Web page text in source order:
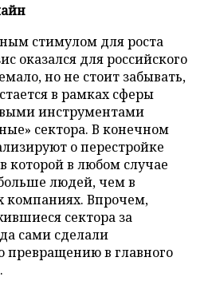
стимулом для роста
оказался для российского
но не стоит забывать,
в рамках сферы
инструментами
сектора. В конечном
о перестройке
которой в любом случае
людей, чем в
компаниях. Впрочем,
сектора за
сами сделали
в главного